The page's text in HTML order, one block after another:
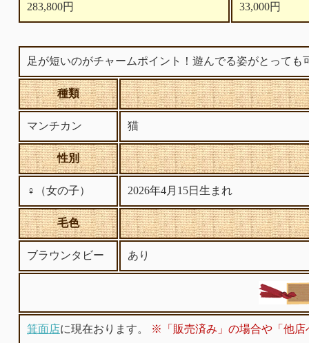
283,800円 33,000円
足が短いのがチャームポイント！遊んでる姿がとって
種類
マンチカン 猫
性別
♀（女の子） 2026年4月15日生まれ
毛色
ブラウンタビー あり
箕面店に現在おります。 ※「販売済み」の場合や「他店